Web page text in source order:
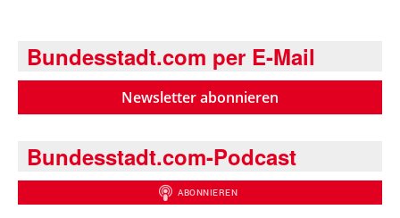
Bundesstadt.com per E-Mail
Newsletter abonnieren
Bundesstadt.com-Podcast